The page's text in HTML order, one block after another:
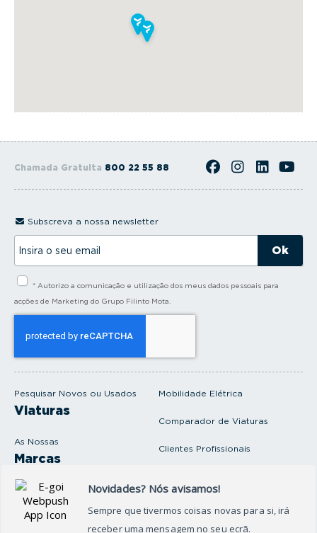
Chamada Gratuita 800 22 55 88
Pesquisar Novos ou Usados
Viaturas
As Nossas
Marcas
Produtos e serviços
Oficina
Mobilidade Elétrica
Comparador de Viaturas
Clientes Profissionais
Subscreva a nossa newsletter
s
* Autorizo a comunicação e utilização dos meus dados pessoais para
acções de Marketing do Grupo Filinto Mota.